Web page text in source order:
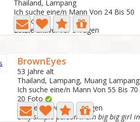
Thailand, Lampang
Ich suche eine/n Mann Von 24 Bis 50
0 Foto
Letzte aktive: Vor 3 Tagen
BrownEyes
53 Jahre alt
Thailand, Lampang, Muang Lampang
Ich suche eine/n Mann Von 55 Bis 70
20 Foto
Letzte aktive: Vor 3 Tagen